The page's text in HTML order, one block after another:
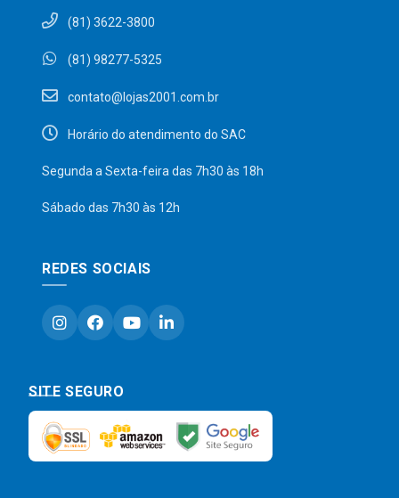
(81) 3622-3800
(81) 98277-5325
contato@lojas2001.com.br
Horário do atendimento do SAC
Segunda a Sexta-feira das 7h30 às 18h
Sábado das 7h30 às 12h
REDES SOCIAIS
SITE SEGURO